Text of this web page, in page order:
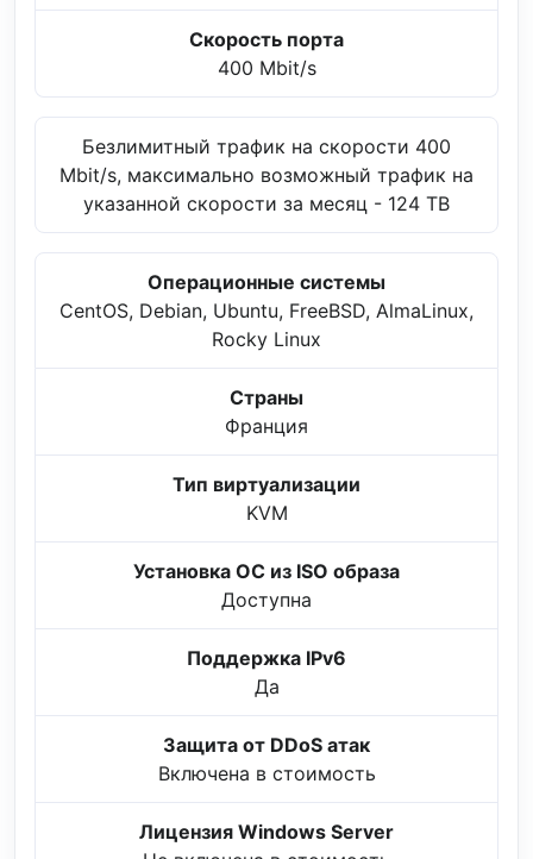
Скорость порта
400 Mbit/s
Безлимитный трафик на скорости 400
Mbit/s, максимально возможный трафик на
указанной скорости за месяц - 124 TB
Операционные системы
CentOS, Debian, Ubuntu, FreeBSD, AlmaLinux,
Rocky Linux
Страны
Франция
Тип виртуализации
KVM
Установка ОС из ISO образа
Доступна
Поддержка IPv6
Да
Защита от DDoS атак
Включена в стоимость
Лицензия Windows Server